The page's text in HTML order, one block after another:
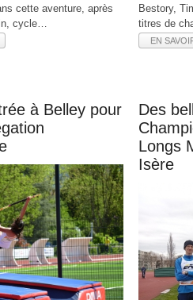
cette aventure, après
cycle…
Bestory,
titres de
EN
à Belley pour
Des
Longs
Isère